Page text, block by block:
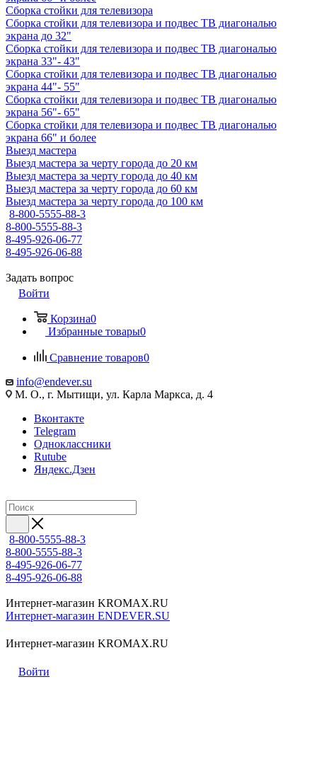
Сборка стойки для телевизора
Сборка стойки для телевизора и подвес ТВ диагональю
экрана до 32"
Сборка стойки для телевизора и подвес ТВ диагональю
экрана 33"- 43"
Сборка стойки для телевизора и подвес ТВ диагональю
экрана 44"- 55"
Сборка стойки для телевизора и подвес ТВ диагональю
экрана 56"- 65"
Сборка стойки для телевизора и подвес ТВ диагональю
экрана 66" и более
Выезд мастера
Выезд мастера за черту города до 20 км
Выезд мастера за черту города до 40 км
Выезд мастера за черту города до 60 км
Выезд мастера за черту города до 100 км
8-800-5555-88-3
8-800-5555-88-3
8-495-926-06-77
8-495-926-06-88
Задать вопрос
Войти
Корзина0
Избранные товары0
Сравнение товаров0
info@endever.su
М. О., г. Мытищи, ул. Карла Маркса, д. 4
Вконтакте
Telegram
Одноклассники
Rutube
Яндекс.Дзен
8-800-5555-88-3
8-800-5555-88-3
8-495-926-06-77
8-495-926-06-88
Интернет-магазин KROMAX.RU
Интернет-магазин ENDEVER.SU
Интернет-магазин KROMAX.RU
Войти